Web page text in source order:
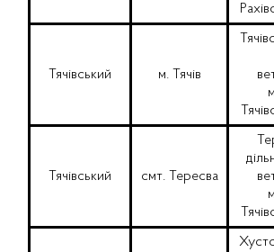
Тячівський м. Тячів
Тячівський смт. Тересва